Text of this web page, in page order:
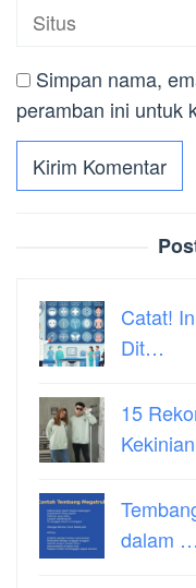
Simpan nama,
peramban ini untuk
Catat!
Dit…
15
dalam …